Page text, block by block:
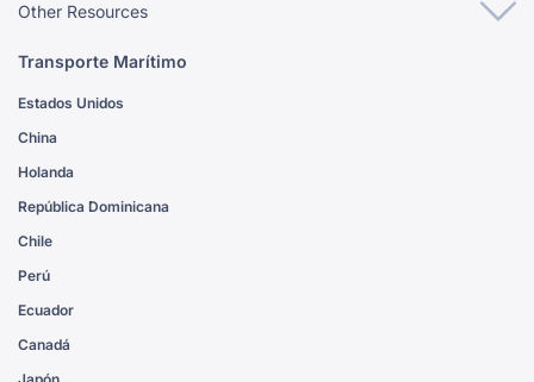
Other Resources
Transporte Marítimo
Estados Unidos
China
Holanda
República Dominicana
Chile
Perú
Ecuador
Canadá